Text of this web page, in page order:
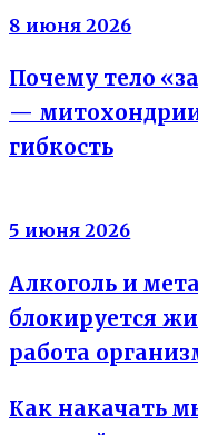
8 июня 2026
Почему тело
—
гибкость
5 июня 2026
Алкоголь и
блокируется
работа
Как накачать